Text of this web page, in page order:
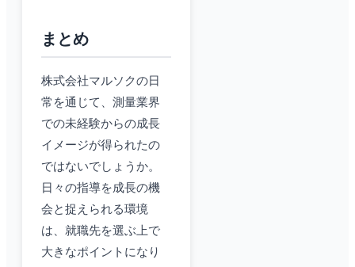
まとめ
株式会社マルソクの日
常を通じて、測量業界
での未経験からの成長
イメージが得られたの
ではないでしょうか。
日々の指導を成長の機
会と捉えられる環境
は、就職先を選ぶ上で
大きなポイントになり